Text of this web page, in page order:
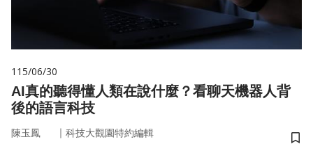
115/06/30
AI真的聽得懂人類在說什麼？看聊天機器人背
後的語言科技
陳玉鳳 ｜ 科技大觀園特約編輯
儲